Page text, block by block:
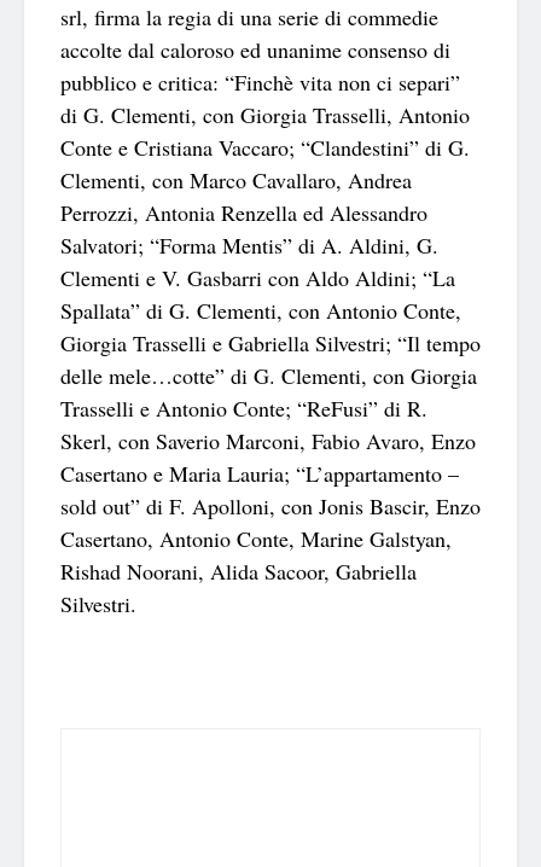
srl, firma la regia di una serie di commedie
accolte dal caloroso ed unanime consenso di
pubblico e critica: “Finchè vita non ci separi”
di G. Clementi, con Giorgia Trasselli, Antonio
Conte e Cristiana Vaccaro; “Clandestini” di G.
Clementi, con Marco Cavallaro, Andrea
Perrozzi, Antonia Renzella ed Alessandro
Salvatori; “Forma Mentis” di A. Aldini, G.
Clementi e V. Gasbarri con Aldo Aldini; “La
Spallata” di G. Clementi, con Antonio Conte,
Giorgia Trasselli e Gabriella Silvestri; “Il tempo
delle mele…cotte” di G. Clementi, con Giorgia
Trasselli e Antonio Conte; “ReFusi” di R.
Skerl, con Saverio Marconi, Fabio Avaro, Enzo
Casertano e Maria Lauria; “L’appartamento –
sold out” di F. Apolloni, con Jonis Bascir, Enzo
Casertano, Antonio Conte, Marine Galstyan,
Rishad Noorani, Alida Sacoor, Gabriella
Silvestri.